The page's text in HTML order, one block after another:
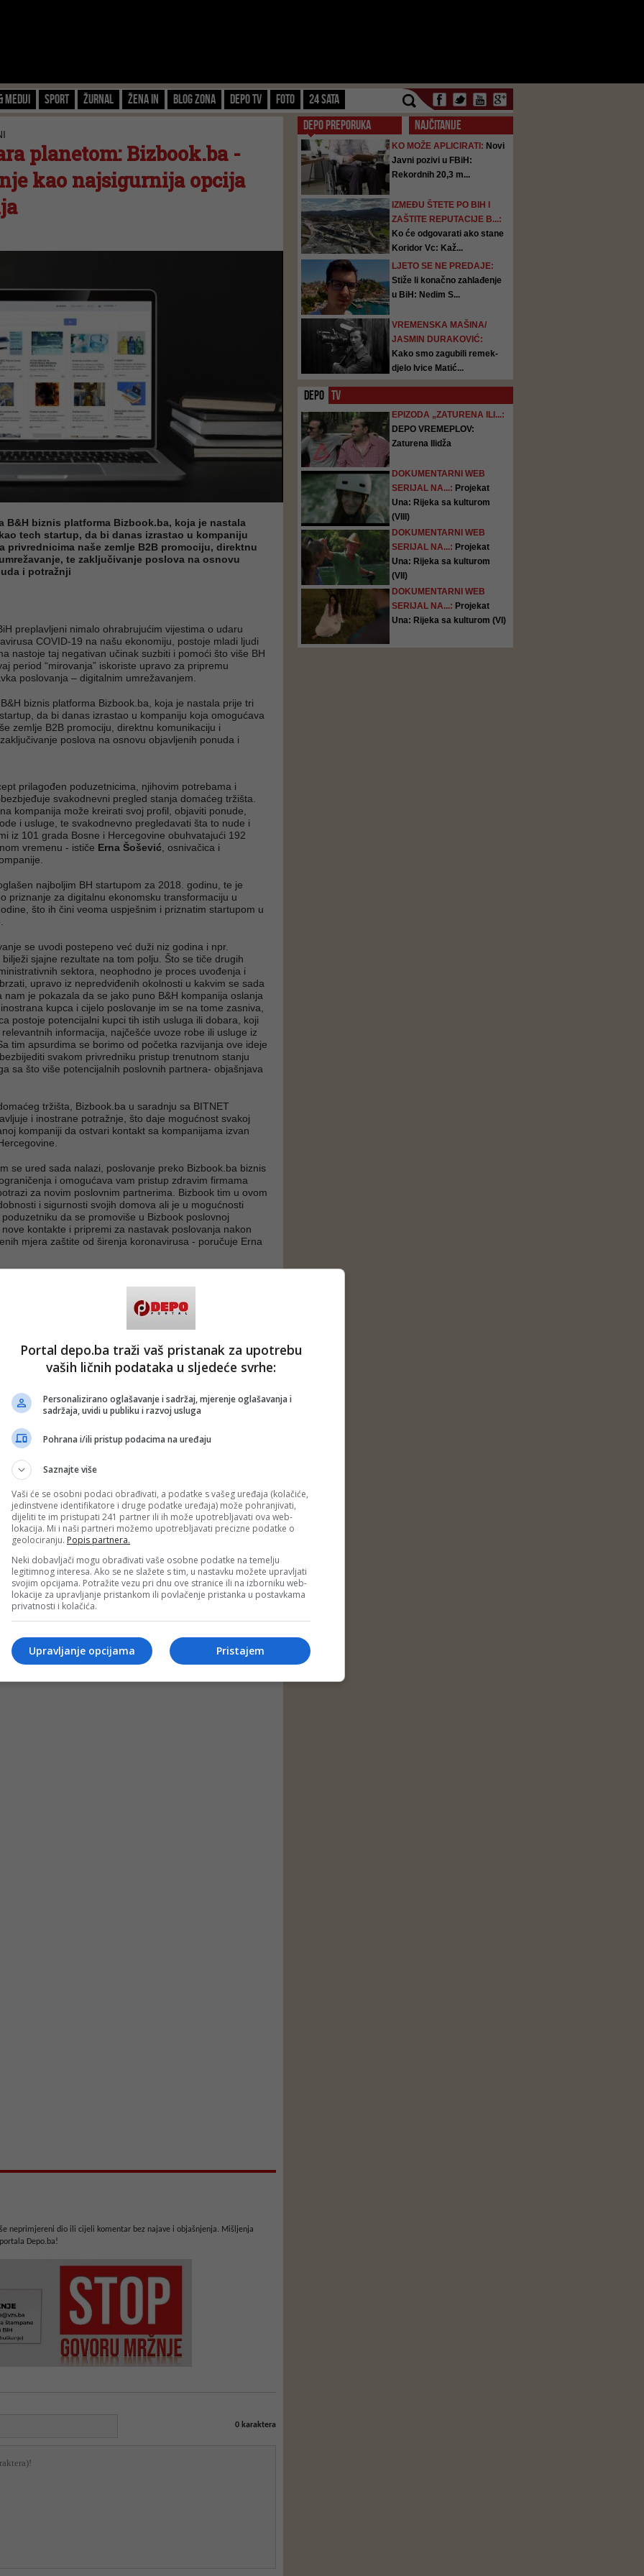
Mediji Sport Žurnal Žena IN Blog zona Depo TV FOTO 24 SATA
planetom: Bizbook.ba -
kao najsigurnija opcija
B&H biznis platforma Bizbook.ba, koja je nastala
tech startup, da bi danas izrastao u kompaniju
privrednicima naše zemlje B2B promociju, direktnu
te zaključivanje poslova na osnovu
i potražnji
preplavljeni nimalo ohrabrujućim vijestima o udaru
COVID-19 na našu ekonomiju, postoje mladi ljudi
nastoje taj negativan učinak suzbiti i pomoći što više BH
period “mirovanja” iskoriste upravo za pripremu
poslovanja – digitalnim umrežavanjem.
biznis platforma Bizbook.ba, koja je nastala prije tri
da bi danas izrastao u kompaniju koja omogućava
zemlje B2B promociju, direktnu komunikaciju i
poslova na osnovu objavljenih ponuda i
prilagođen poduzetnicima, njihovim potrebama i
svakodnevni pregled stanja domaćeg tržišta.
kompanija može kreirati svoj profil, objaviti ponude,
i usluge, te svakodnevno pregledavati šta to nude i
iz 101 grada Bosne i Hercegovine obuhvatajući 192
vremenu - ističe Erna Šošević , osnivačica i
najboljim BH startupom za 2018. godinu, te je
priznanje za digitalnu ekonomsku transformaciju u
što ih čini veoma uspješnim i priznatim startupom u
se uvodi postepeno već duži niz godina i npr.
sjajne rezultate na tom polju. Što se tiče drugih
sektora, neophodno je proces uvođenja i
upravo iz nepredviđenih okolnosti u kakvim se sada
nam je pokazala da se jako puno B&H kompanija oslanja
kupca i cijelo poslovanje im se na tome zasniva,
postoje potencijalni kupci tih istih usluga ili dobara, koji
informacija, najčešće uvoze robe ili usluge iz
tim apsurdima se borimo od početka razvijanja ove ideje
svakom privredniku pristup trenutnom stanju
sa što više potencijalnih poslovnih partnera- objašnjava
tržišta, Bizbook.ba u saradnju sa BITNET
i inostrane potražnje, što daje mogućnost svakoj
kompaniji da ostvari kontakt sa kompanijama izvan
se ured sada nalazi, poslovanje preko Bizbook.ba biznis
i omogućava vam pristup zdravim firmama
za novim poslovnim partnerima. Bizbook tim u ovom
i sigurnosti svojih domova ali je u mogućnosti
da se promoviše u Bizbook poslovnoj
kontakte i pripremi za nastavak poslovanja nakon
mjera zaštite od širenja koronavirusa - poručuje Erna
leži upravo u dostupnosti mikro, malih, srednjih i velikih
mjestu, mogućnost odabira najboljih ponuda i brza
Digitalno umrežavanje je posebna pogodnost ukoliko
rasporede privrednika, nepostojanje
podataka za većinu kompanija, te najčešće
stranu. Kompanije na Bizbook platformi moraju imati
račune da bi pristupili članstvu, što kreira jednu zdravu i
zajednicu.
sve privrednike da se besplatno registruju na
iskoriste probni period za online umrežavanje sa drugim
svojih kompanija Bizbook poslovnoj zajednici i
novi, domaći, digitalni poslovni alat.
MAGAZIN/ad)
društvenih mrežaTwitteriFacebook
#poslovanje
#digitalno poslovanje
#startup #posao #umrežavanje
#alat
#pandemija
neprimjereni dio ili cijeli komentar bez najave i objašnjenja. Mišljenja
Depo.ba!
0karaktera
DEPO PREPORUKA NAJČITANIJE
KO MOŽE APLICIRATI: Novi
Javni pozivi u FBiH:
Rekordnih 20,3 m...
IZMEĐU ŠTETE PO BIH I
ZAŠTITE REPUTACIJE B...:
Ko će odgovarati ako stane
Koridor Vc: Kaž...
LJETO SE NE PREDAJE:
Stiže li konačno zahlađenje
u BiH: Nedim S...
VREMENSKA MAŠINA/
JASMIN DURAKOVIĆ:
Kako smo zagubili remek-
djelo Ivice Matić...
DEPO TV
EPIZODA „ZATURENA ILI...:
DEPO VREMEPLOV:
Zaturena Ilidža
DOKUMENTARNI WEB
SERIJAL NA...: Projekat
Una: Rijeka sa kulturom
(VIII)
DOKUMENTARNI WEB
SERIJAL NA...: Projekat
Una: Rijeka sa kulturom
(VII)
DOKUMENTARNI WEB
SERIJAL NA...: Projekat
Una: Rijeka sa kulturom (VI)
Portal depo.ba traži vaš pristanak za upotrebu
vaših ličnih podataka u sljedeće svrhe:
Personalizirano oglašavanje i sadržaj, mjerenje oglašavanja i
sadržaja, uvidi u publiku i razvoj usluga
Pohrana i/ili pristup podacima na uređaju
Saznajte više
Vaši će se osobni podaci obrađivati, a podatke s vašeg uređaja (kolačiće,
jedinstvene identifikatore i druge podatke uređaja) može pohranjivati,
dijeliti te im pristupati 241 partner ili ih može upotrebljavati ova web-
lokacija. Mi i naši partneri možemo upotrebljavati precizne podatke o
geolociranju. Popis partnera.
Neki dobavljači mogu obrađivati vaše osobne podatke na temelju
legitimnog interesa. Ako se ne slažete s tim, u nastavku možete upravljati
svojim opcijama. Potražite vezu pri dnu ove stranice ili na izborniku web-
lokacije za upravljanje pristankom ili povlačenje pristanka u postavkama
privatnosti i kolačića.
Pristajem
Upravljanje opcijama